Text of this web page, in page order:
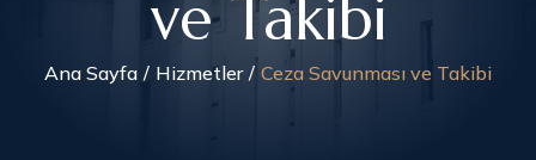
ve Takibi
Ana Sayfa Hizmetler Ceza Savunması ve Takibi